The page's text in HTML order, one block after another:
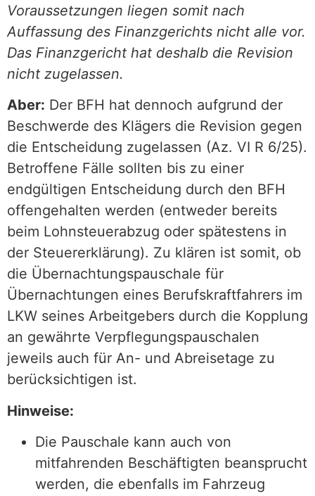
Voraussetzungen liegen somit nach
Auffassung des Finanzgerichts nicht alle vor.
Das Finanzgericht hat deshalb die Revision
nicht zugelassen.
Aber: Der BFH hat dennoch aufgrund der
Beschwerde des Klägers die Revision gegen
die Entscheidung zugelassen (Az. VI R 6/25).
Betroffene Fälle sollten bis zu einer
endgültigen Entscheidung durch den BFH
offengehalten werden (entweder bereits
beim Lohnsteuerabzug oder spätestens in
der Steuererklärung). Zu klären ist somit, ob
die Übernachtungspauschale für
Übernachtungen eines Berufskraftfahrers im
LKW seines Arbeitgebers durch die Kopplung
an gewährte Verpflegungspauschalen
jeweils auch für An- und Abreisetage zu
berücksichtigen ist.
Hinweise:
Die Pauschale kann auch von
mitfahrenden Beschäftigten beansprucht
werden, die ebenfalls im Fahrzeug